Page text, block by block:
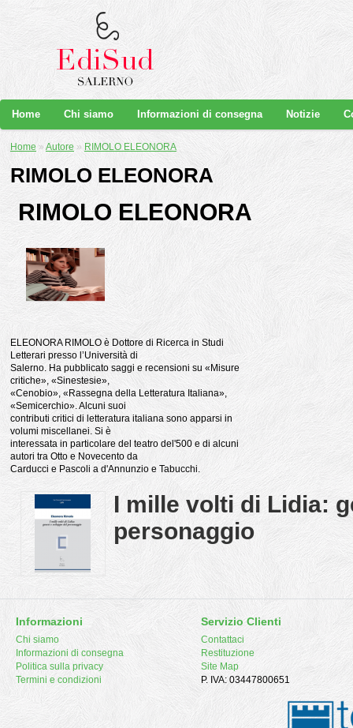
Home Chi siamo Informazioni di consegna Notizie
Home » Autore » RIMOLO ELEONORA
RIMOLO ELEONORA
RIMOLO ELEONORA
ELEONORA RIMOLO è Dottore di Ricerca in Studi
Letterari presso l’Università di
Salerno. Ha pubblicato saggi e recensioni su «Misure
critiche», «Sinestesie»,
«Cenobio», «Rassegna della Letteratura Italiana»,
«Semicerchio». Alcuni suoi
contributi critici di letteratura italiana sono apparsi in
volumi miscellanei. Si è
interessata in particolare del teatro del'500 e di alcuni
autori tra Otto e Novecento da
Carducci e Pascoli a d'Annunzio e Tabucchi.
I mille volti di Lidia:
personaggio
Informazioni
Chi siamo
Informazioni di consegna
Politica sulla privacy
Termini e condizioni
Servizio Clienti
Contattaci
Restituzione
Site Map
P. IVA: 03447800651